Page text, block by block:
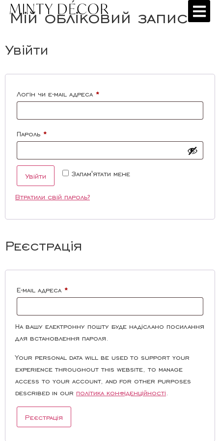
Мій обліковий запис
Увійти
Логін чи e-mail адреса *
Пароль *
Запам'ятати мене
Увійти
Втратили свій пароль?
Реєстрація
E-mail адреса *
На вашу електронну пошту буде надіслано посилання
для встановлення пароля.
Your personal data will be used to support your
experience throughout this website, to manage
access to your account, and for other purposes
described in our політика конфіденційності
Реєстрація